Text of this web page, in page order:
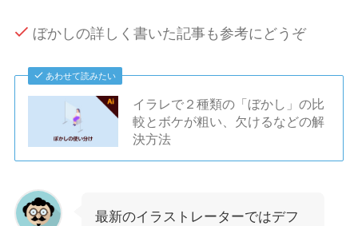
ぼかしの詳しく書いた記事も参考にどうぞ
あわせて読みたい
イラレで２種類の「ぼかし」の比
較とボケが粗い、欠けるなどの解
決方法
最新のイラストレーターではデフ